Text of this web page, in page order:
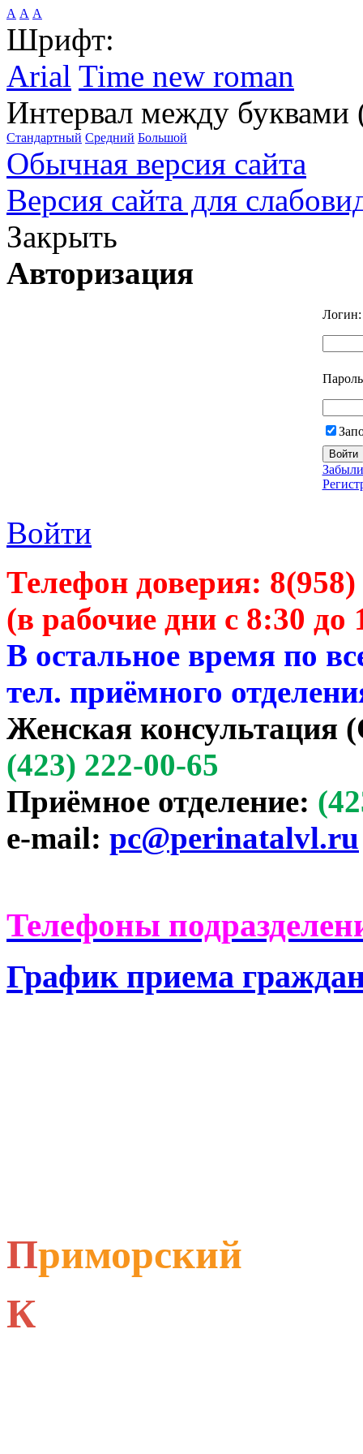
А А А
Шрифт:
Arial Time new roman
Интервал между буквами
Стандартный Средний Большой
Обычная версия сайта
Версия сайта для
Закрыть
Авторизация
Логин:
Войти
Телефон доверия:
(в рабочие дни с 8:30 до
В остальное время по
тел. приёмного
Женская консультация
(423) 222-00-65
Приёмное отделение:
e-mail: pc@perinatalvl.ru
Телефоны
График приема
Приморский
К